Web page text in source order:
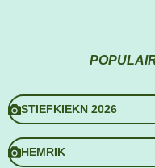
STIEFKIEKN 2026
HEMRIK